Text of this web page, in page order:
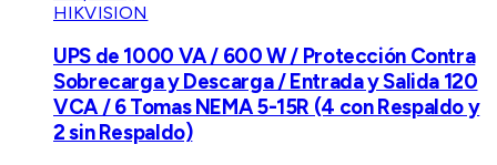
HIKVISION
UPS de 1000 VA / 600 W / Protección Contra
Sobrecarga y Descarga / Entrada y Salida 120
VCA / 6 Tomas NEMA 5-15R (4 con Respaldo y
2 sin Respaldo)